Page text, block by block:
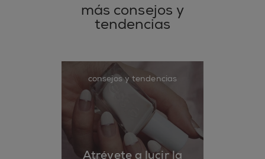
más consejos y
tendencias
consejos y tendencias
Atrévete a lucir la